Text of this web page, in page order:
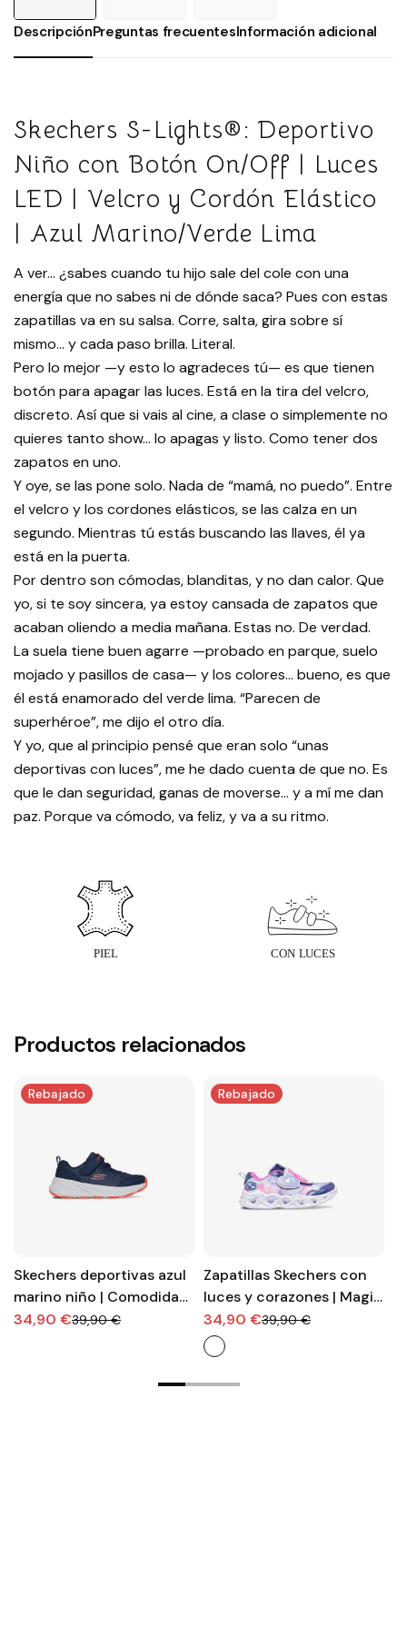
DescripciónPreguntas frecuentesInformación adicional
Skechers S-Lights®: Deportivo
Niño con Botón On/Off | Luces
LED | Velcro y Cordón Elástico
| Azul Marino/Verde Lima
A ver… ¿sabes cuando tu hijo sale del cole con una
energía que no sabes ni de dónde saca? Pues con estas
zapatillas va en su salsa. Corre, salta, gira sobre sí
mismo… y cada paso brilla. Literal.
Pero lo mejor —y esto lo agradeces tú— es que tienen
botón para apagar las luces. Está en la tira del velcro,
discreto. Así que si vais al cine, a clase o simplemente no
quieres tanto show… lo apagas y listo. Como tener dos
zapatos en uno.
Y oye, se las pone solo. Nada de “mamá, no puedo”. Entre
el velcro y los cordones elásticos, se las calza en un
segundo. Mientras tú estás buscando las llaves, él ya
está en la puerta.
Por dentro son cómodas, blanditas, y no dan calor. Que
yo, si te soy sincera, ya estoy cansada de zapatos que
acaban oliendo a media mañana. Estas no. De verdad.
La suela tiene buen agarre —probado en parque, suelo
mojado y pasillos de casa— y los colores… bueno, es que
él está enamorado del verde lima. “Parecen de
superhéroe”, me dijo el otro día.
Y yo, que al principio pensé que eran solo “unas
deportivas con luces”, me he dado cuenta de que no. Es
que le dan seguridad, ganas de moverse… y a mí me dan
paz. Porque va cómodo, va feliz, y va a su ritmo.
Productos relacionados
Rebajado
Skechers deportivas azul
marino niño | Comodidad
segura
34,90 €39,90 €
Rebajado
Zapatillas Skechers con
luces y corazones | Magia
en cada paso
34,90 €39,90 €